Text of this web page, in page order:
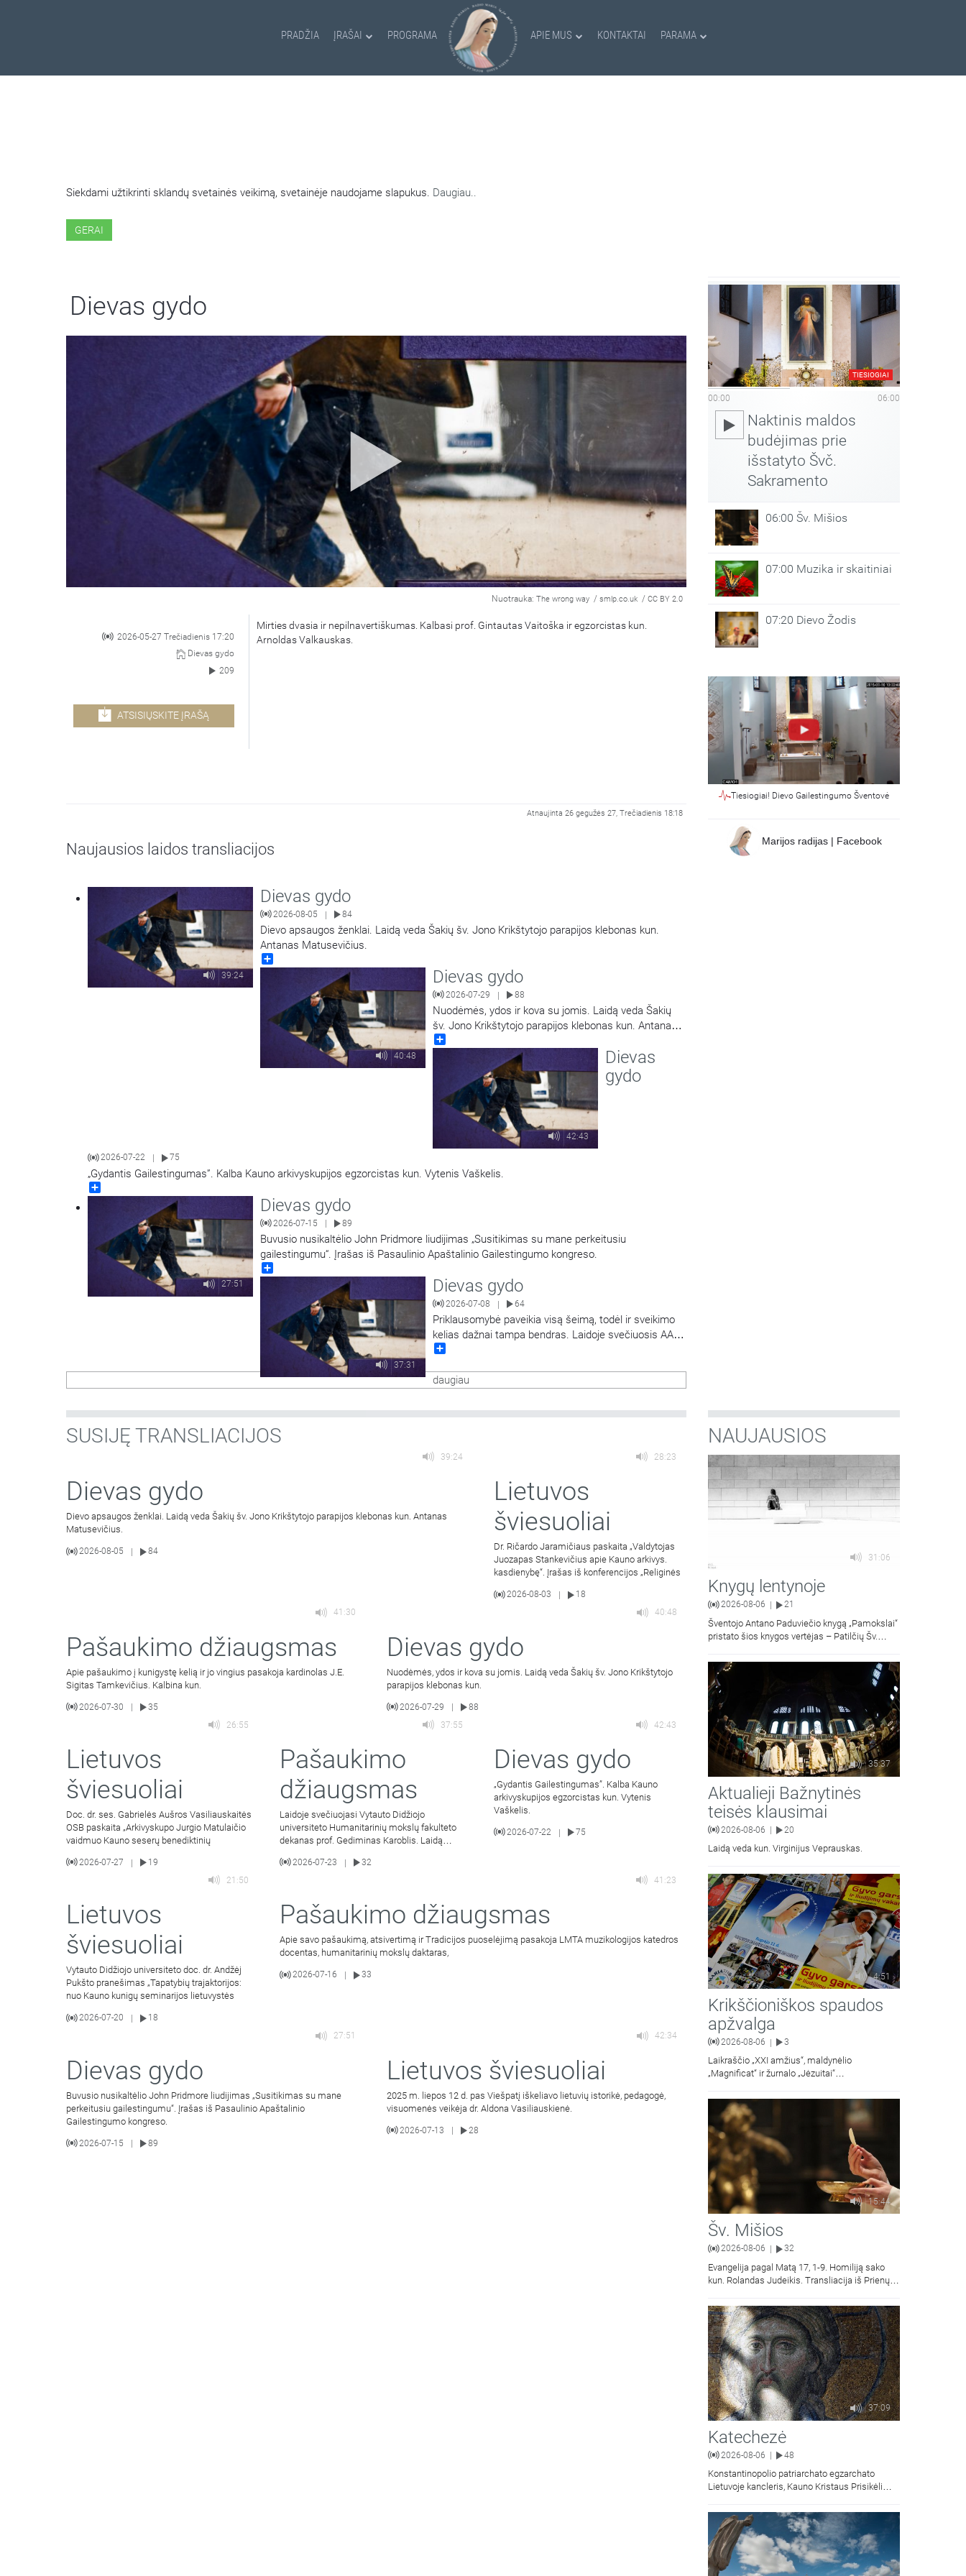
PRADŽIA ĮRAŠAI PROGRAMA APIE MUS KONTAKTAI PARAMA
Siekdami užtikrinti sklandų svetainės veikimą, svetainėje naudojame slapukus. Daugiau..
GERAI
Dievas gydo
Nuotrauka: The wrong way / smlp.co.uk / CC BY 2.0
2026-05-27 Trečiadienis 17:20
Dievas gydo
209
ATSISIŲSKITE ĮRAŠĄ
Mirties dvasia ir nepilnavertiškumas. Kalbasi prof. Gintautas Vaitoška ir egzorcistas kun.
Arnoldas Valkauskas.
Atnaujinta 26 gegužės 27, Trečiadienis 18:18
Naujausios laidos transliacijos
39:24
Dievas gydo
2026-08-05 | 84
Dievo apsaugos ženklai. Laidą veda Šakių šv. Jono Krikštytojo parapijos klebonas kun.
Antanas Matusevičius.
40:48
Dievas gydo
2026-07-29 | 88
Nuodėmės, ydos ir kova su jomis. Laidą veda Šakių
šv. Jono Krikštytojo parapijos klebonas kun. Antanas
Matusevičius.
42:43
Dievas
gydo
2026-07-22 75
„Gydantis Gailestingumas”. Kalba Kauno arkivyskupijos egzorcistas kun. Vytenis Vaškelis.
27:51
Dievas gydo
2026-07-15 89
Buvusio nusikaltėlio John Pridmore liudijimas „Susitikimas su mane perkeitusiu
gailestingumu“. Įrašas iš Pasaulinio Apaštalinio Gailestingumo kongreso.
37:31
Dievas gydo
2026-07-08 | 64
Priklausomybė paveikia visą šeimą, todėl ir sveikimo
kelias dažnai tampa bendras. Laidoje svečiuosis AA
narys ir jo žmona, Al-Anon narė, kurie dalysis savo
požiūris, kai sveikti pradėjo ne vienas žmogus, o visa
daugiau
TIESIOGIAI
00:00 06:00
Naktinis maldos
budėjimas prie
išstatyto Švč.
Sakramento
06:00 Šv. Mišios
07:00 Muzika ir skaitiniai
07:20 Dievo Žodis
Tiesiogiai! Dievo Gailestingumo Šventovė
Marijos radijas | Facebook
SUSIJĘ TRANSLIACIJOS
39:24
Dievas gydo
Dievo apsaugos ženklai. Laidą veda Šakių šv. Jono Krikštytojo parapijos klebonas kun. Antanas
Matusevičius.
2026-08-05 84
28:23
Lietuvos
šviesuoliai
Dr. Ričardo Jaramičiaus paskaita „Valdytojas
Juozapas Stankevičius apie Kauno arkivys.
kasdienybę“. Įrašas iš konferencijos „Religinės
2026-08-03
18
41:30
Pašaukimo džiaugsmas
Apie pašaukimo į kunigystę kelią ir jo vingius pasakoja kardinolas J.E.
Sigitas Tamkevičius. Kalbina kun.
2026-07-30 35
40:48
Dievas gydo
Nuodėmės, ydos ir kova su jomis. Laidą veda Šakių šv. Jono Krikštytojo
parapijos klebonas kun.
2026-07-29
88
26:55
Lietuvos
šviesuoliai
Doc. dr. ses. Gabrielės Aušros Vasiliauskaitės
OSB paskaita „Arkivyskupo Jurgio Matulaičio
vaidmuo Kauno seserų benediktinių
2026-07-27 | 19
37:55
Pašaukimo
džiaugsmas
Laidoje svečiuojasi Vytauto Didžiojo
universiteto Humanitarinių mokslų fakulteto
dekanas prof. Gediminas Karoblis. Laidą
2026-07-23 | 32
42:43
Dievas gydo
„Gydantis Gailestingumas”. Kalba Kauno
arkivyskupijos egzorcistas kun. Vytenis
Vaškelis.
2026-07-22 | 75
21:50
Lietuvos
šviesuoliai
Vytauto Didžiojo universiteto doc. dr. Andžėj
Pukšto pranešimas „Tapatybių trajaktorijos:
nuo Kauno kunigų seminarijos lietuvystės
2026-07-20 18
41:23
Pašaukimo džiaugsmas
Apie savo pašaukimą, atsivertimą ir Tradicijos puoselėjimą pasakoja LMTA muzikologijos katedros
docentas, humanitarinių mokslų daktaras,
2026-07-16 33
27:51
Dievas gydo
Buvusio nusikaltėlio John Pridmore liudijimas „Susitikimas su mane
perkeitusiu gailestingumu“. Įrašas iš Pasaulinio Apaštalinio
Gailestingumo kongreso.
2026-07-15 89
42:34
Lietuvos šviesuoliai
2025 m. liepos 12 d. pas Viešpatį iškeliavo lietuvių istorikė, pedagogė,
visuomenės veikėja dr. Aldona Vasiliauskienė.
2026-07-13 28
NAUJAUSIOS
31:06
Knygų lentynoje
2026-08-06 21
Šventojo Antano Paduviečio knygą „Pamokslai“
pristato šios knygos vertėjas – Patilčių Šv.
moralinės teologijos dr. Algirdas Petras
35:37
Aktualieji Bažnytinės
teisės klausimai
2026-08-06 20
Laidą veda kun. Virginijus Veprauskas.
4:51
Krikščioniškos spaudos
apžvalga
2026-08-06 | 3
Laikraščio „XXI amžius“, maldynėlio
„Magnificat“ ir žurnalo „Jėzuitai“
15:44
Šv. Mišios
2026-08-06 32
Evangelija pagal Matą 17, 1-9. Homiliją sako
kun. Rolandas Judeikis. Transliacija iš Prienų
37:09
Katechezė
2026-08-06 48
Konstantinopolio patriarchato egzarchato
Lietuvoje kancleris, Kauno Kristaus Prisikėlimo
kunigas Vitalijus Mockus pasakoja apie
Kristaus Atsimainymo šventę.